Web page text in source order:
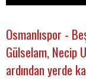
Osmanlıspor -
Gülselam, Necip
ardından yerde